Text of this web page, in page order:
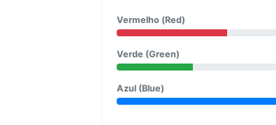
Vermelho (Red)
Verde (Green)
Azul (Blue)